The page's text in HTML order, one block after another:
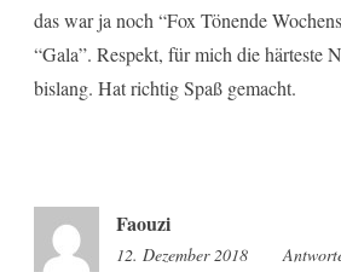
das war ja noch “Fox Tönende
“Gala”. Respekt, für mich die härteste
bislang. Hat richtig Spaß gemacht.
Faouzi
12. Dezember 2018 14:01